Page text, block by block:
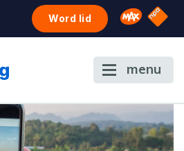
Word lid Omroep
NPO
menu